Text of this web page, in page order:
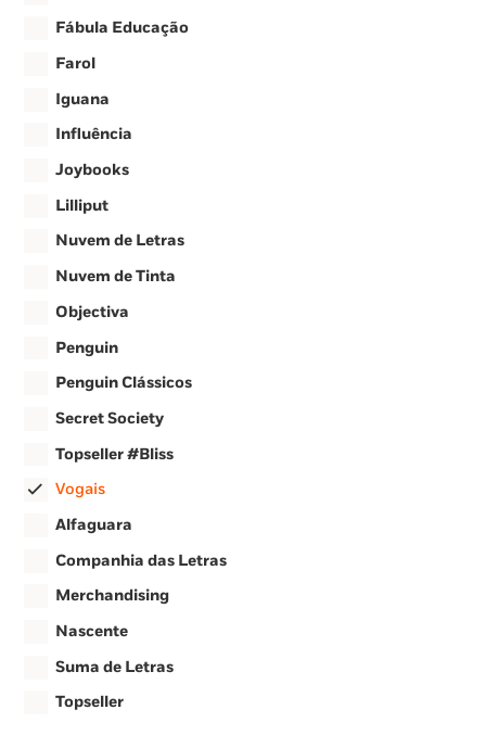
Fábula Educação
Farol
Iguana
Influência
Joybooks
Lilliput
Nuvem de Letras
Nuvem de Tinta
Objectiva
Penguin
Penguin Clássicos
Secret Society
Topseller #Bliss
Vogais
Alfaguara
Companhia das Letras
Merchandising
Nascente
Suma de Letras
Topseller